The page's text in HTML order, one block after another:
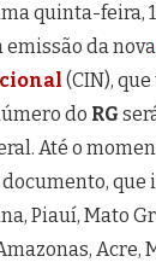
quinta-feira,
da nova
(CIN),
do RG
Até o
que
Piauí, Mato
Acre,